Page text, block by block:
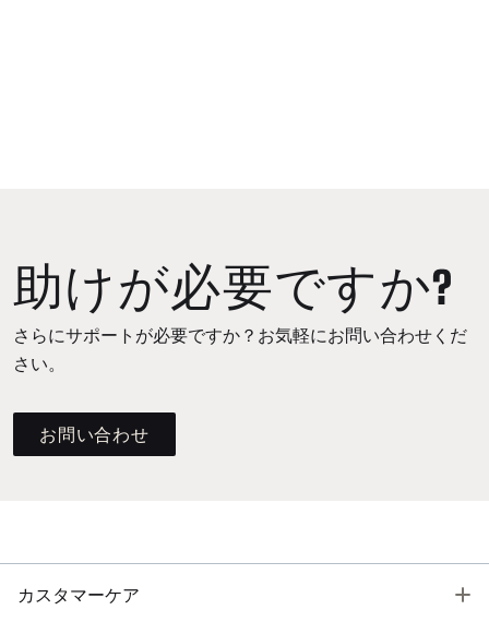
助けが必要ですか?
さらにサポートが必要ですか？お気軽にお問い合わせくだ
さい。
お問い合わせ
カスタマーケア